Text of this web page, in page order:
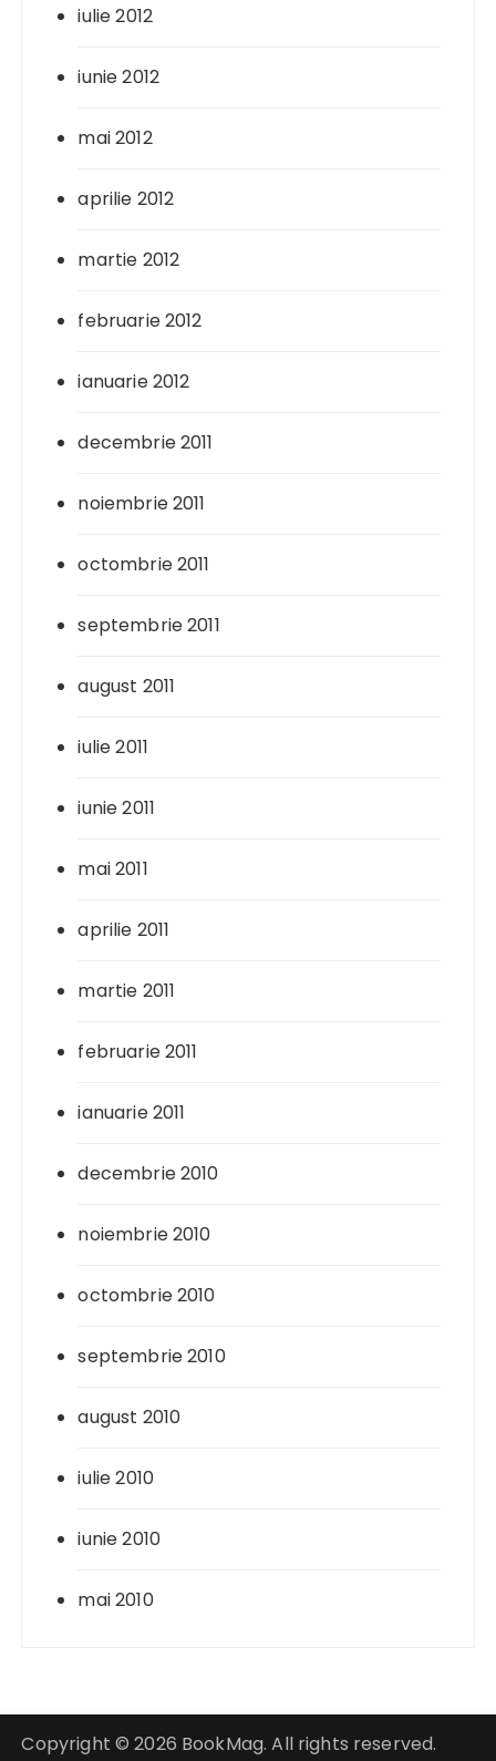
iulie 2012
iunie 2012
mai 2012
aprilie 2012
martie 2012
februarie 2012
ianuarie 2012
decembrie 2011
noiembrie 2011
octombrie 2011
septembrie 2011
august 2011
iulie 2011
iunie 2011
mai 2011
aprilie 2011
martie 2011
februarie 2011
ianuarie 2011
decembrie 2010
noiembrie 2010
octombrie 2010
septembrie 2010
august 2010
iulie 2010
iunie 2010
mai 2010
Copyright © 2026 BookMag. All rights reserved.